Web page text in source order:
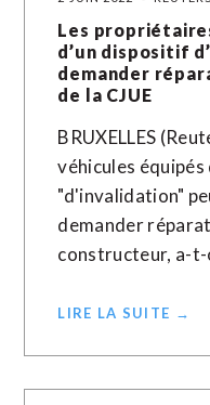
Les
d’un dispositif
demander
de la CJUE
BRUXELLES
véhicules
"d'invalidation"
demander
constructeur, a-
LIRE LA SUITE →